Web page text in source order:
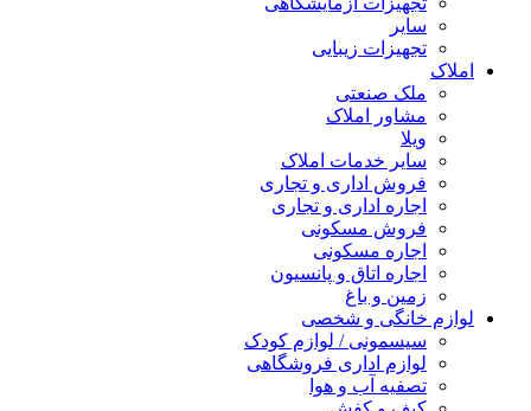
سایر
تجهیزات زیبایی
املاک
ملک صنعتی
مشاور املاک
ویلا
سایر خدمات املاک
فروش اداری و تجاری
اجاره اداری و تجاری
فروش مسکونی
اجاره مسکونی
اجاره اتاق و پانسیون
زمین و باغ
لوازم خانگی و شخصی
سیسمونی / لوازم کودک
لوازم اداری فروشگاهی
تصفیه آب و هوا